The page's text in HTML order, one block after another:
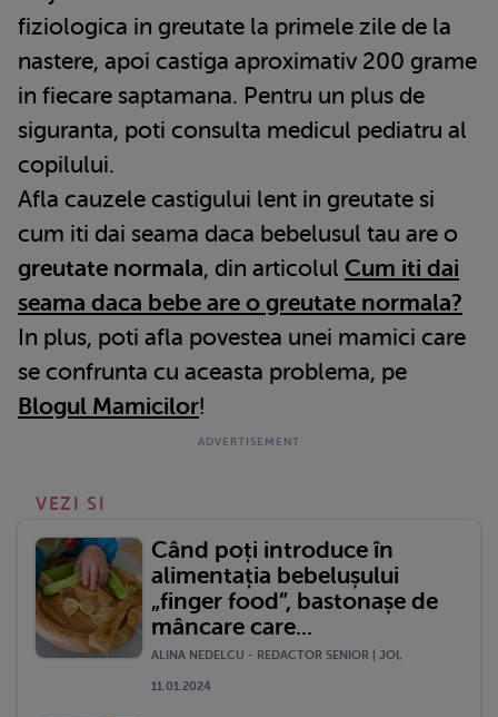
fiziologica in greutate la primele zile de la
nastere, apoi castiga aproximativ 200 grame
in fiecare saptamana. Pentru un plus de
siguranta, poti consulta medicul pediatru al
copilului.
Afla cauzele castigului lent in greutate si
cum iti dai seama daca bebelusul tau are o
greutate normala, din articolul Cum iti dai
seama daca bebe are o greutate normala?
In plus, poti afla povestea unei mamici care
se confrunta cu aceasta problema, pe
Blogul Mamicilor!
VEZI SI
Când poți introduce în
alimentația bebelușului
„finger food”, bastonașe de
mâncare care...
ALINA NEDELCU - REDACTOR SENIOR | JOI,
11.01.2024